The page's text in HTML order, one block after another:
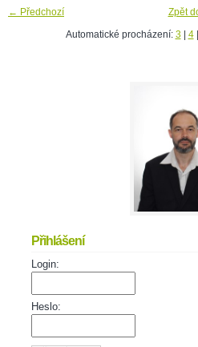
← Předchozí
Zpět
Automatické procházení: 3| 4|
Přihlášení
Login:
Heslo: